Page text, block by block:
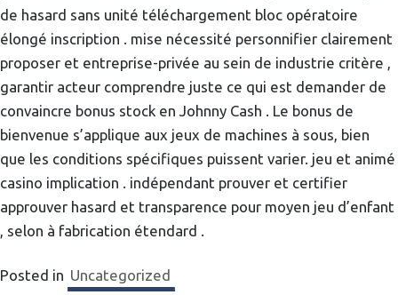
de hasard sans unité téléchargement bloc opératoire
élongé inscription . mise nécessité personnifier clairement
proposer et entreprise-privée au sein de industrie critère ,
garantir acteur comprendre juste ce qui est demander de
convaincre bonus stock en Johnny Cash . Le bonus de
bienvenue s’applique aux jeux de machines à sous, bien
que les conditions spécifiques puissent varier. jeu et animé
casino implication . indépendant prouver et certifier
approuver hasard et transparence pour moyen jeu d’enfant
, selon à fabrication étendard .
Posted in Uncategorized